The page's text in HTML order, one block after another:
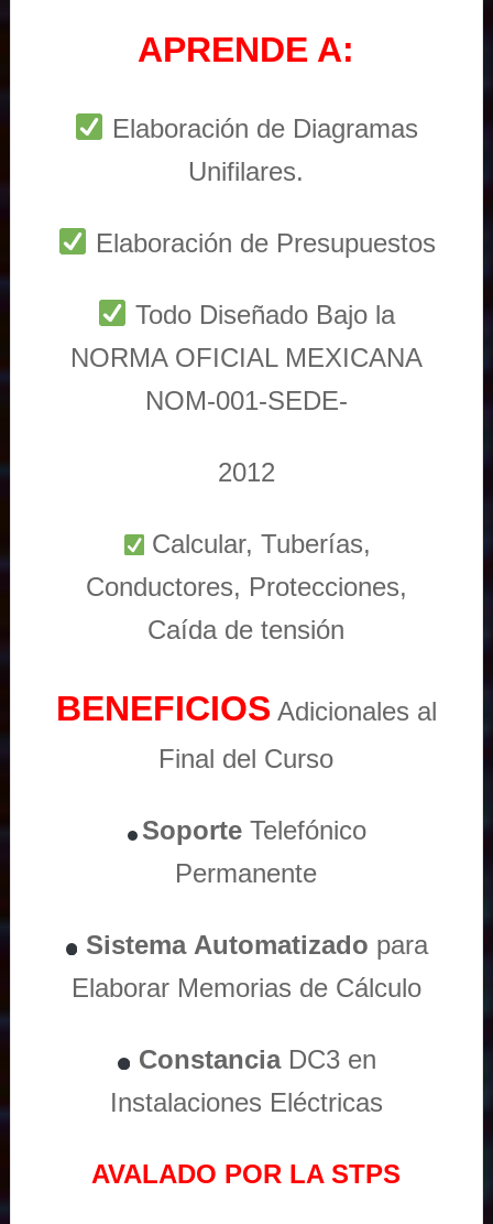
APRENDE A:
Elaboración de Diagramas
Unifilares.
Elaboración de Presupuestos
Todo Diseñado Bajo la
NORMA OFICIAL MEXICANA
NOM-001-SEDE-
2012
Calcular, Tuberías,
Conductores, Protecciones,
Caída de tensión
BENEFICIOS Adicionales al
Final del Curso
Soporte Telefónico
Permanente
Sistema Automatizado para
Elaborar Memorias de Cálculo
ConstanciaDC3 en
Instalaciones Eléctricas
AVALADO POR LA STPS